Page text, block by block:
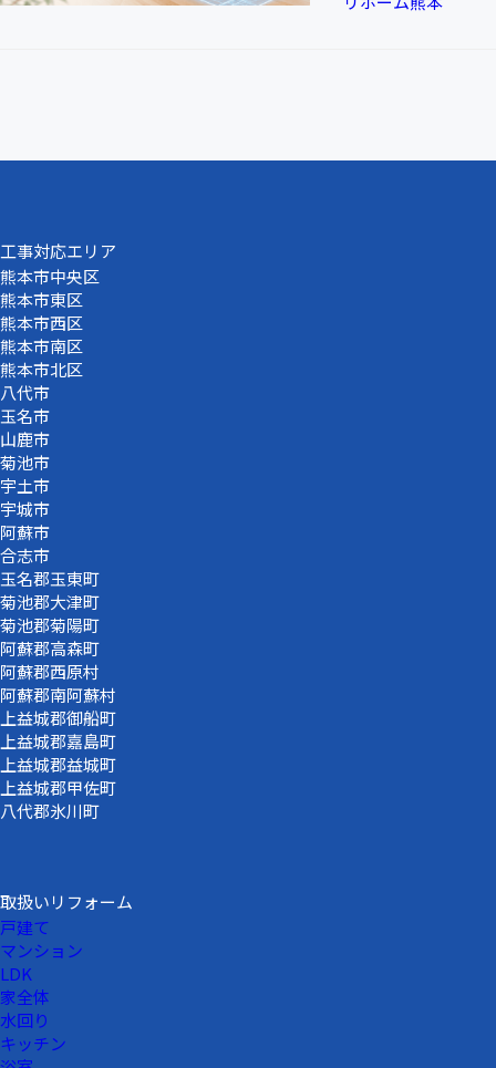
工事対応エリア
熊本市中央区
熊本市東区
熊本市西区
熊本市南区
熊本市北区
八代市
玉名市
山鹿市
菊池市
宇土市
宇城市
阿蘇市
合志市
玉名郡玉東町
菊池郡大津町
菊池郡菊陽町
阿蘇郡高森町
阿蘇郡西原村
阿蘇郡南阿蘇村
上益城郡御船町
上益城郡嘉島町
上益城郡益城町
上益城郡甲佐町
八代郡氷川町
取扱いリフォーム
戸建て
マンション
LDK
家全体
水回り
キッチン